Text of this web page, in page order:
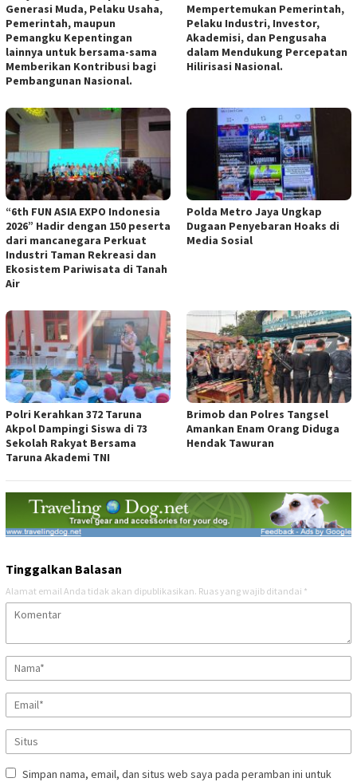
Generasi Muda, Pelaku Usaha,
Pemerintah, maupun
Pemangku Kepentingan
lainnya untuk bersama-sama
Memberikan Kontribusi bagi
Pembangunan Nasional.
Mempertemukan Pemerintah,
Pelaku Industri, Investor,
Akademisi, dan Pengusaha
dalam Mendukung Percepatan
Hilirisasi Nasional.
“6th FUN ASIA EXPO Indonesia
2026” Hadir dengan 150 peserta
dari mancanegara Perkuat
Industri Taman Rekreasi dan
Ekosistem Pariwisata di Tanah
Air
Polda Metro Jaya Ungkap
Dugaan Penyebaran Hoaks di
Media Sosial
Polri Kerahkan 372 Taruna
Akpol Dampingi Siswa di 73
Sekolah Rakyat Bersama
Taruna Akademi TNI
Brimob dan Polres Tangsel
Amankan Enam Orang Diduga
Hendak Tawuran
Tinggalkan Balasan
Alamat email Anda tidak akan dipublikasikan. Ruas yang wajib ditandai *
Simpan nama, email, dan situs web saya pada peramban ini untuk